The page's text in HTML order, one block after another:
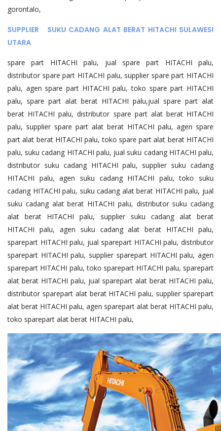
gorontalo,
SUPPLIER SUKU CADANG ALAT BERAT HITACHI SULAWESI
UTARA
spare part HITACHI palu, jual spare part HITACHI palu,
distributor spare part HITACHI palu, supplier spare part HITACHI
palu, agen spare part HITACHI palu, toko spare part HITACHI
palu, spare part alat berat HITACHI palu,jual spare part alat
berat HITACHI palu, distributor spare part alat berat HITACHI
palu, supplier spare part alat berat HITACHI palu, agen spare
part alat berat HITACHI palu, toko spare part alat berat HITACHI
palu, suku cadang HITACHI palu, jual suku cadang HITACHI palu,
distributor suku cadang HITACHI palu, supplier suku cadang
HITACHI palu, agen suku cadang HITACHI palu, toko suku
cadang HITACHI palu, suku cadang alat berat HITACHI palu, jual
suku cadang alat berat HITACHI palu, distributor suku cadang
alat berat HITACHI palu, supplier suku cadang alat berat
HITACHI palu, agen suku cadang alat berat HITACHI palu,
sparepart HITACHI palu, jual sparepart HITACHI palu, distributor
sparepart HITACHI palu, supplier sparepart HITACHI palu, agen
sparepart HITACHI palu, toko sparepart HITACHI palu, sparepart
alat berat HITACHI palu, jual sparepart alat berat HITACHI palu,
distributor sparepart alat berat HITACHI palu, supplier sparepart
alat berat HITACHI palu, agen sparepart alat berat HITACHI palu,
toko sparepart alat berat HITACHI palu,